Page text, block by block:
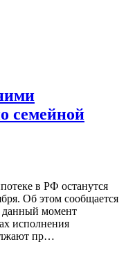
семейной
в РФ останутся
Об этом сообщается
данный момент
исполнения
пр…